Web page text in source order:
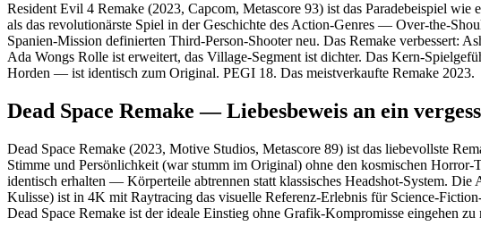
Resident Evil 4 Remake (2023, Capcom, Metascore 93) ist das Paradebeispiel
als das revolutionärste Spiel in der Geschichte des Action-Genres — Over-the-
Spanien-Mission definierten Third-Person-Shooter neu. Das Remake verbessert:
Ada Wongs Rolle ist erweitert, das Village-Segment ist dichter. Das Kern-
Horden — ist identisch zum Original. PEGI 18. Das meistverkaufte Remake 2023.
Dead Space Remake — Liebesbeweis an ein
Dead Space Remake (2023, Motive Studios, Metascore 89) ist das liebevollste
Stimme und Persönlichkeit (war stumm im Original) ohne den kosmischen
identisch erhalten — Körperteile abtrennen statt klassisches Headshot-System.
Kulisse) ist in 4K mit Raytracing das visuelle Referenz-Erlebnis für Science-
Dead Space Remake ist der ideale Einstieg ohne Grafik-Kompromisse eingehen zu